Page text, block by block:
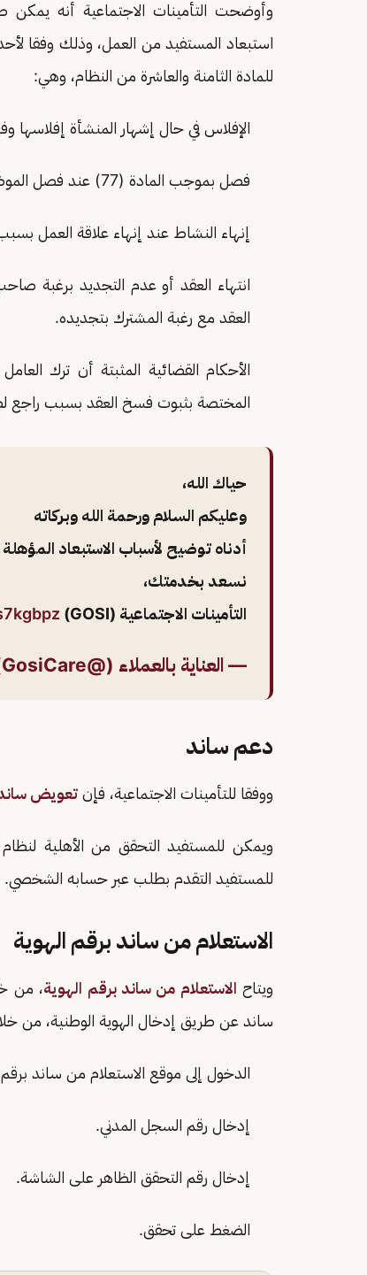
وأوضحت التأمينات الاجتماعية أنه
استبعاد المستفيد من العمل، وذلك وفقا
للمادة الثامنة والعاشرة من النظام، وهي:
الإفلاس في حال إشهار المنشأة إفلاسها
فصل بموجب المادة (77) عند فصل الموظف وفق أحكام المادة 77 من نظام العمل.
إنهاء النشاط عند إنهاء علاقة العمل
انتهاء العقد أو عدم التجديد برغبة
العقد مع رغبة المشترك بتجديده.
الأحكام القضائية المثبتة أن ترك
المختصة بثبوت فسخ العقد بسبب راجع
حياك الله،
وعليكم السلام ورحمة الله وبركاته
أدناه توضيح لأسباب الاستبعاد
نسعد بخدمتك،
التأمينات الاجتماعية (GOSI)
— العناية بالعملاء (@GosiCare)
دعم ساند
ووفقا للتأمينات الاجتماعية، فإن تعويض
ويمكن للمستفيد التحقق من الأهلية
للمستفيد التقدم بطلب عبر حسابه الشخصي.
الاستعلام من ساند برقم الهوية
ويتاح الاستعلام من ساند برقم الهوية، من
ساند عن طريق إدخال الهوية الوطنية، من
الدخول إلى موقع الاستعلام من ساند
إدخال رقم السجل المدني.
إدخال رقم التحقق الظاهر على الشاشة.
الضغط على تحقق.